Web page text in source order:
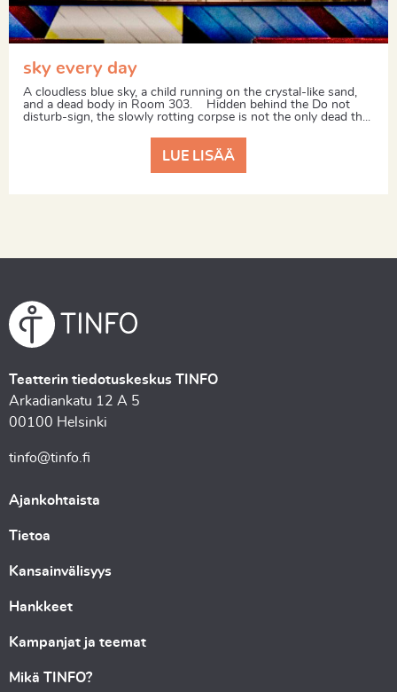
sky every day
A cloudless blue sky, a child running on the crystal-like sand,
and a dead body in Room 303. Hidden behind the Do not
disturb-sign, the slowly rotting corpse is not the only dead th...
LUE LISÄÄ
Teatterin tiedotuskeskus TINFO
Arkadiankatu 12 A 5
00100 Helsinki
tinfo@tinfo.fi
Ajankohtaista
Tietoa
Kansainvälisyys
Hankkeet
Kampanjat ja teemat
Mikä TINFO?